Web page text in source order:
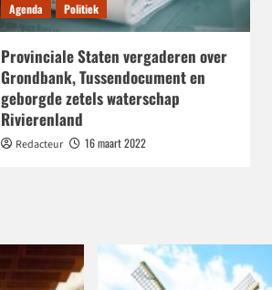
Agenda Politiek
Provinciale Staten vergaderen over
Grondbank, Tussendocument en
geborgde zetels waterschap
Rivierenland
Redacteur 16 maart 2022